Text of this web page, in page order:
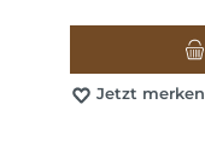
Jetzt merken